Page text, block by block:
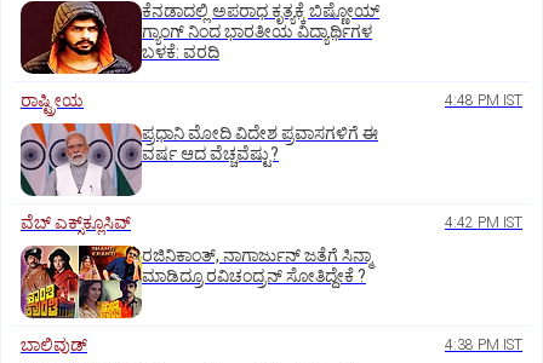
ಕೆನಡಾದಲ್ಲಿ ಅಪರಾಧ ಕೃತ್ಯಕ್ಕೆ ಬಿಷ್ಣೋಯ್
ಗ್ಯಾಂಗ್ ನಿಂದ ಭಾರತೀಯ ವಿದ್ಯಾರ್ಥಿಗಳ
ಬಳಕೆ: ವರದಿ
ರಾಷ್ಟ್ರೀಯ 4:48 PM IST
ಪ್ರಧಾನಿ ಮೋದಿ ವಿದೇಶ ಪ್ರವಾಸಗಳಿಗೆ ಈ
ವರ್ಷ ಆದ ವೆಚ್ಚವೆಷ್ಟು?
ವೆಬ್ ಎಕ್ಸ್‌ಕ್ಲೂಸಿವ್ 4:42 PM IST
ರಜಿನಿಕಾಂತ್‌, ನಾಗಾರ್ಜುನ್‌ ಜತೆಗೆ ಸಿನ್ಮಾ
ಮಾಡಿದ್ರೂ ರವಿಚಂದ್ರನ್ ಸೋತಿದ್ದೇಕೆ ?‌
ಬಾಲಿವುಡ್‌ 4:38 PM IST